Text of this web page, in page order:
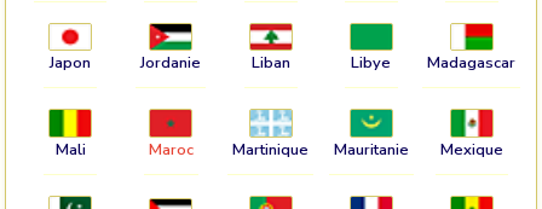
Japon Jordanie Liban Libye Madagascar
Mali Maroc Martinique Mauritanie Mexique